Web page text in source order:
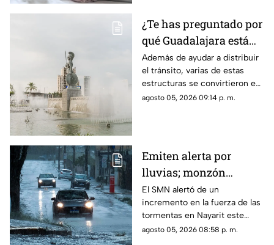
¿Te has preguntado por
qué Guadalajara está
llena de glorietas? Esta
es la razón
Además de ayudar a distribuir
el tránsito, varias de estas
estructuras se convirtieron en
símbolos de la ciudad y puntos
agosto 05, 2026 09:14 p. m.
Emiten alerta por
lluvias; monzón
mexicano intensificará
las tormentas en
Nayarit
El SMN alertó de un
incremento en la fuerza de las
tormentas en Nayarit este
jueves 6 de agosto
agosto 05, 2026 08:58 p. m.